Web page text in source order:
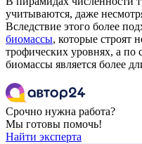
учитываются, даже
Вследствие этого более
биомассы, которые строят
трофических уровнях, а
биомассы является более
Срочно нужна работа?
Мы готовы помочь!
Найти эксперта